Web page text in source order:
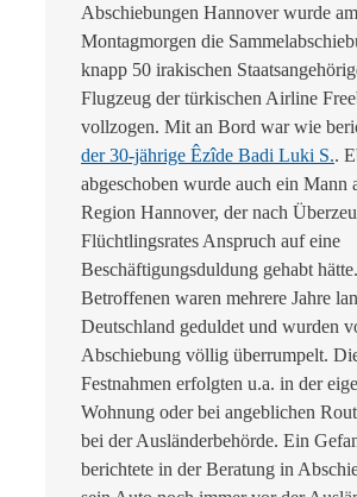
Abschiebungen Hannover wurde am
Montagmorgen die
knapp 50 irakischen
Flugzeug der türkischen Airline
vollzogen. Mit an Bord war wie
der 30-jährige Êzîde Badi Luki S..
abgeschoben wurde auch ein Mann
Region Hannover, der nach
Flüchtlingsrates Anspruch auf eine
Beschäftigungsduldung gehabt
Betroffenen waren mehrere Jahre
Deutschland geduldet und wurden
Abschiebung völlig überrumpelt.
Festnahmen erfolgten u.a. in der
Wohnung oder bei angeblichen
bei der Ausländerbehörde. Ein
berichtete in der Beratung in